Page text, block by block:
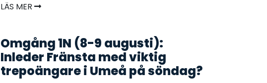
LÄS MER
Omgång 1N (8-9 augusti):
Inleder Fränsta med viktig
trepoängare i Umeå på söndag?